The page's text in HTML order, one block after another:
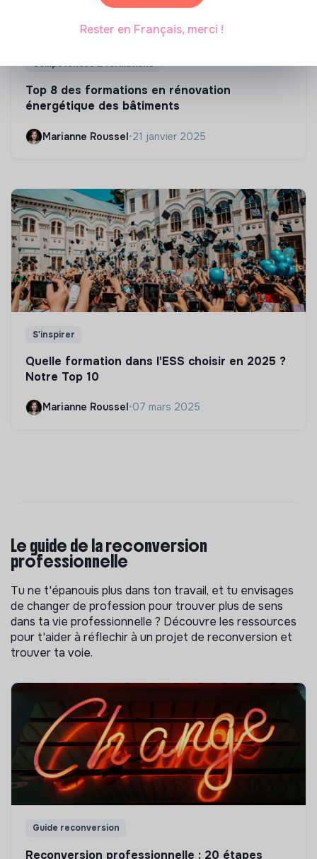
Compétences & formations
Top 8 des formations en rénovation
énergétique des bâtiments
Marianne Roussel•21 janvier 2025
S'inspirer
Quelle formation dans l'ESS choisir en 2025 ?
Notre Top 10
Marianne Roussel •07 mars 2025
Le guide de la reconversion
professionnelle
Tu ne t'épanouis plus dans ton travail, et tu envisages
de changer de profession pour trouver plus de sens
dans ta vie professionnelle ? Découvre les ressources
pour t'aider à réflechir à un projet de reconversion et
trouver ta voie.
Guide reconversion
Reconversion professionnelle : 20 étapes
Rester en Français, merci !